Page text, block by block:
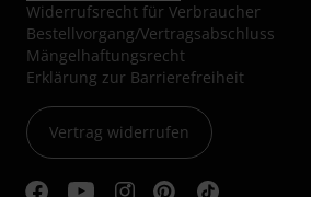
Widerrufsrecht für Verbraucher
Bestellvorgang/Vertragsabschluss
Mängelhaftungsrecht
Erklärung zur Barrierefreiheit
Vertrag widerrufen